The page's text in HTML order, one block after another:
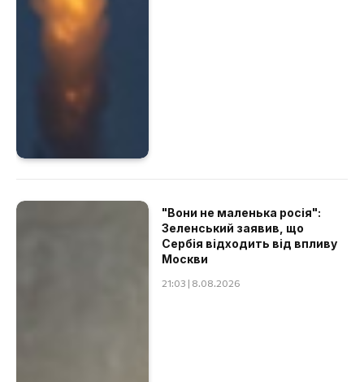
"Вони не маленька росія":
Зеленський заявив, що
Сербія відходить від впливу
Москви
21:03 | 8.08.2026